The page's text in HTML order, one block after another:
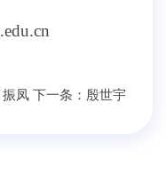
振凤 下一条： 殷世宇